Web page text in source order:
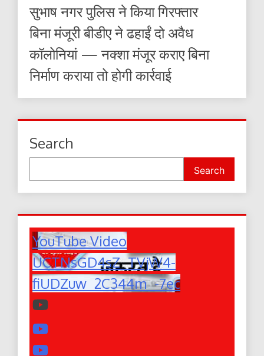
सुभाष नगर पुलिस ने किया गिरफ्तार
बिना मंजूरी बीडीए ने ढहाईं दो अवैध
कॉलोनियां — नक्शा मंजूर कराए बिना
निर्माण कराया तो होगी कार्रवाई
Search
Search
YouTube Video
UCTNsGD4sZ_TVjW4-
fiUDZuw_2C344m_-7ec